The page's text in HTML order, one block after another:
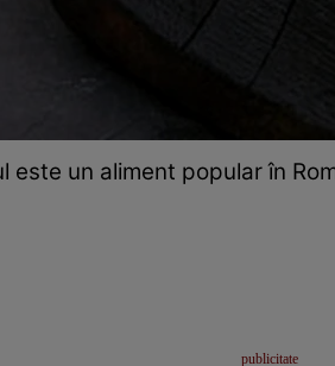
este un aliment popular în